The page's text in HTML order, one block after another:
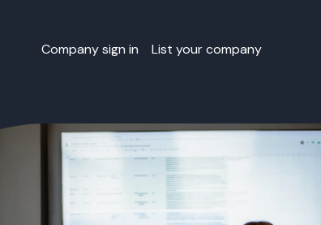
Company sign in List your company